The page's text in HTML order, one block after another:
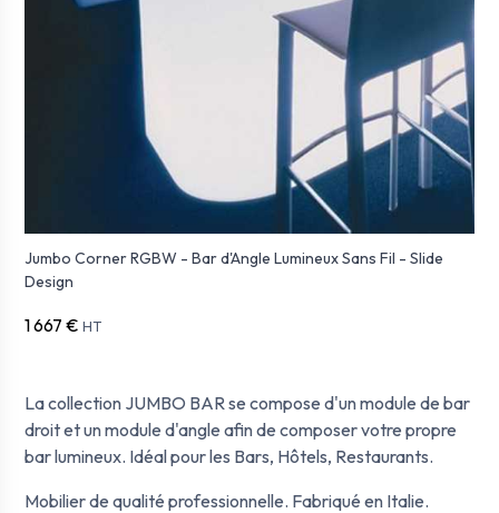
La collection JUMBO BAR se compose d'un module de bar
droit et un module d'angle afin de composer votre propre
bar lumineux. Idéal pour les Bars, Hôtels, Restaurants.
Mobilier de qualité professionnelle. Fabriqué en Italie.
Jumbo Corner RGBW - Bar d'Angle Lumineux Sans Fil - Slide
Design
1 667 € HT